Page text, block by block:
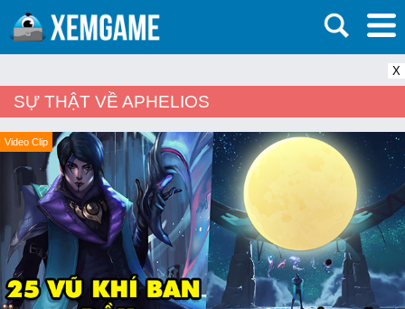
X
SỰ THẬT VỀ APHELIOS
Video Clip